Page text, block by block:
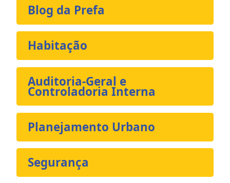
Blog da Prefa
Habitação
Auditoria-Geral e
Controladoria Interna
Planejamento Urbano
Segurança